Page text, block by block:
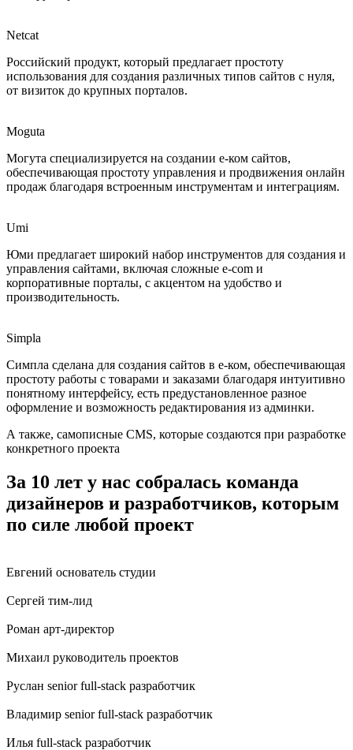
Netcat
Российский продукт, который предлагает простоту
использования для создания различных типов сайтов с нуля,
от визиток до крупных порталов.
Moguta
Могута специализируется на создании е-ком сайтов,
обеспечивающая простоту управления и продвижения онлайн
продаж благодаря встроенным инструментам и интеграциям.
Umi
Юми предлагает широкий набор инструментов для создания и
управления сайтами, включая сложные e-com и
корпоративные порталы, с акцентом на удобство и
производительность.
Simpla
Симпла сделана для создания сайтов в е-ком, обеспечивающая
простоту работы с товарами и заказами благодаря интуитивно
понятному интерфейсу, есть предустановленное разное
оформление и возможность редактирования из админки.
А также, самописные CMS, которые создаются при разработке
конкретного проекта
За 10 лет у нас собралась команда
дизайнеров и разработчиков, которым
по силе любой проект
Евгений основатель студии
Сергей тим-лид
Роман арт-директор
Михаил руководитель проектов
Руслан senior full-stack разработчик
Владимир senior full-stack разработчик
Илья full-stack разработчик